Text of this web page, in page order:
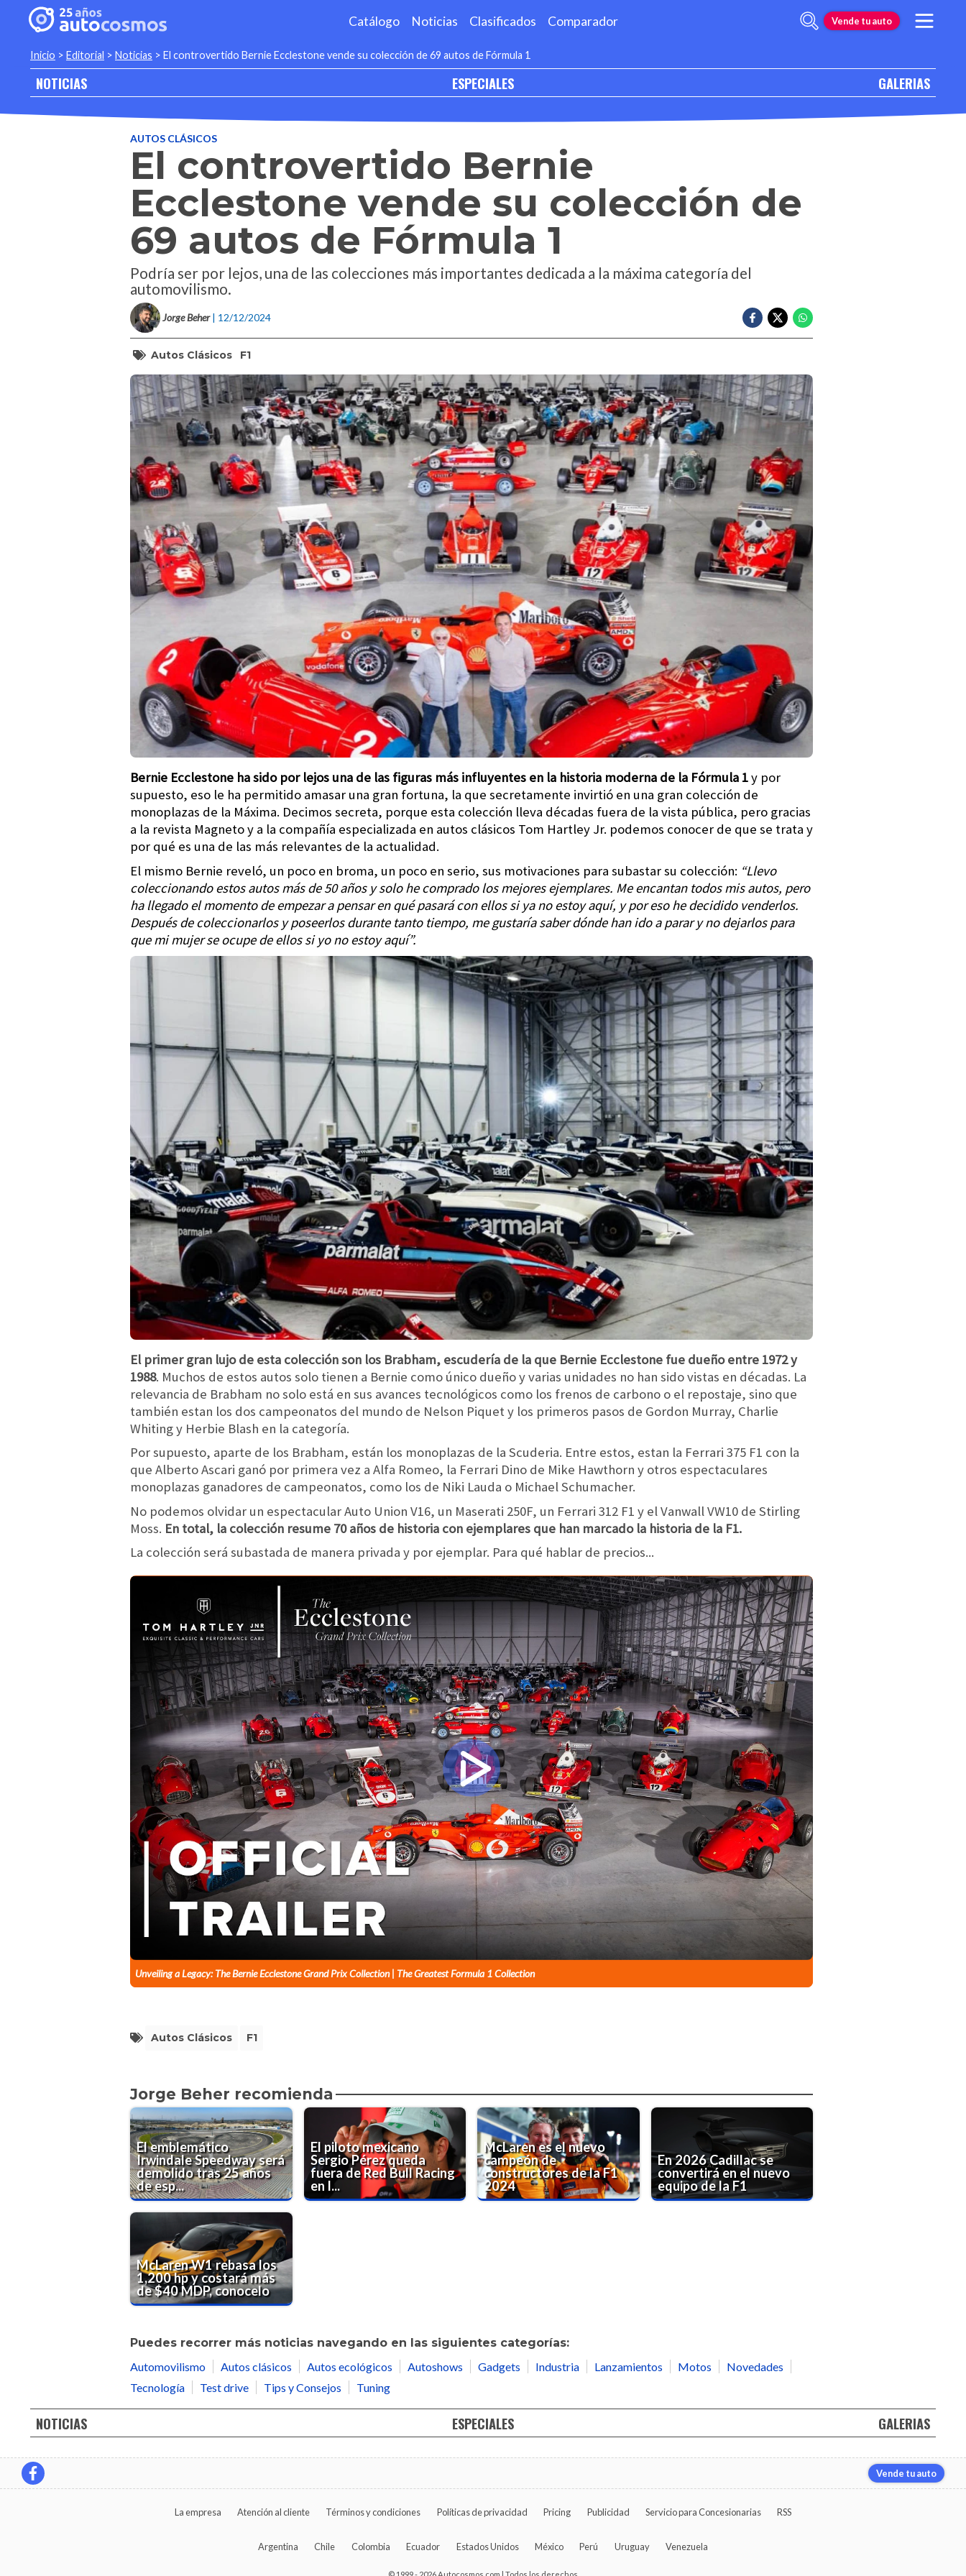
Catálogo Noticias Clasificados Comparador Vende tu auto
Inicio > Editorial > Noticias > El controvertido Bernie Ecclestone vende su colección de 69 autos de Fórmula 1
NOTICIAS ESPECIALES GALERIAS
AUTOS CLÁSICOS
El controvertido Bernie
Ecclestone vende su colección de
69 autos de Fórmula 1
Podría ser por lejos, una de las colecciones más importantes dedicada a la máxima categoría del
automovilismo.
Jorge Beher | 12/12/2024
Autos Clásicos F1
Bernie Ecclestone ha sido por lejos una de las figuras más influyentes en la historia moderna de la Fórmula 1y por
supuesto, eso le ha permitido amasar una gran fortuna, la que secretamente invirtió en una gran colección de
monoplazas de la Máxima. Decimos secreta, porque esta colección lleva décadas fuera de la vista pública, pero gracias
a la revista Magneto y a la compañía especializada en autos clásicos Tom Hartley Jr. podemos conocer de que se trata y
por qué es una de las más relevantes de la actualidad.
El mismo Bernie reveló, un poco en broma, un poco en serio, sus motivaciones para subastar su colección: “Llevo
coleccionando estos autos más de 50 años y solo he comprado los mejores ejemplares. Me encantan todos mis autos, pero
ha llegado el momento de empezar a pensar en qué pasará con ellos si ya no estoy aquí, y por eso he decidido venderlos.
Después de coleccionarlos y poseerlos durante tanto tiempo, me gustaría saber dónde han ido a parar y no dejarlos para
que mi mujer se ocupe de ellos si yo no estoy aquí”.
El primer gran lujo de esta colección son los Brabham, escudería de la que Bernie Ecclestone fue dueño entre 1972 y
1988. Muchos de estos autos solo tienen a Bernie como único dueño y varias unidades no han sido vistas en décadas. La
relevancia de Brabham no solo está en sus avances tecnológicos como los frenos de carbono o el repostaje, sino que
también estan los dos campeonatos del mundo de Nelson Piquet y los primeros pasos de Gordon Murray, Charlie
Whiting y Herbie Blash en la categoría.
Por supuesto, aparte de los Brabham, están los monoplazas de la Scuderia. Entre estos, estan la Ferrari 375 F1 con la
que Alberto Ascari ganó por primera vez a Alfa Romeo, la Ferrari Dino de Mike Hawthorn y otros espectaculares
monoplazas ganadores de campeonatos, como los de Niki Lauda o Michael Schumacher.
No podemos olvidar un espectacular Auto Union V16, un Maserati 250F, un Ferrari 312 F1 y el Vanwall VW10 de Stirling
Moss. En total, la colección resume 70 años de historia con ejemplares que han marcado la historia de la F1.
La colección será subastada de manera privada y por ejemplar. Para qué hablar de precios...
Unveiling a Legacy: The Bernie Ecclestone Grand Prix Collection | The Greatest Formula 1 Collection
Autos Clásicos F1
Jorge Beher recomienda
El emblemático
Irwindale Speedway será
demolido tras 25 años
de esp...
El piloto mexicano
Sergio Pérez queda
fuera de Red Bull Racing
en l...
McLaren es el nuevo
campeón de
constructores de la F1
2024
En 2026 Cadillac se
convertirá en el nuevo
equipo de la F1
McLaren W1 rebasa los
1,200 hp y costará más
de $40 MDP, conocelo
Puedes recorrer más noticias navegando en las siguientes categorías:
Automovilismo
Autos clásicos Autos ecológicos Autoshows Gadgets Industria Lanzamientos Motos
Novedades
Tecnología
Test drive Tips y Consejos Tuning
NOTICIAS ESPECIALES GALERIAS
Vende tu auto
La empresa Atención al cliente Términos y condiciones Políticas de privacidad Pricing Publicidad Servicio para Concesionarias RSS
Argentina Chile Colombia Ecuador Estados Unidos México Perú Uruguay Venezuela
© 1999 - 2026 Autocosmos.com | Todos los derechos